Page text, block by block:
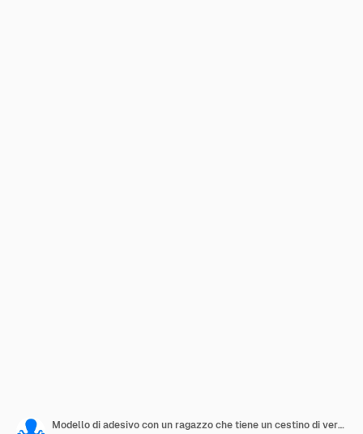
Modello di adesivo con un ragazzo che tiene un cestino di verdure isolato